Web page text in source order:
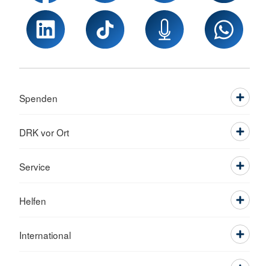
Spenden
DRK vor Ort
Service
Helfen
International